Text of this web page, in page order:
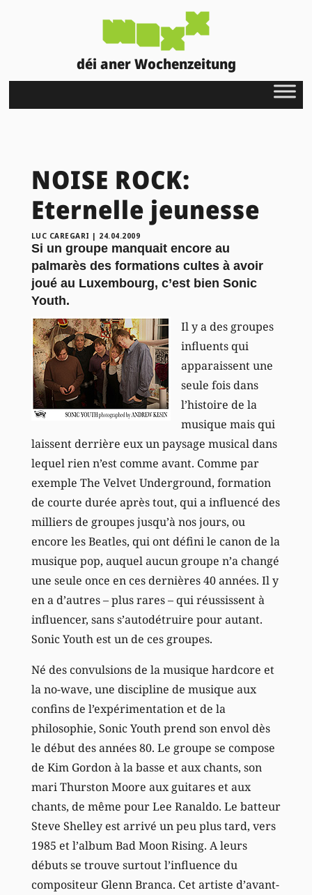
déi aner Wochenzeitung
NOISE ROCK:
Eternelle jeunesse
LUC CAREGARI | 24.04.2009
Si un groupe manquait encore au
palmarès des formations cultes à avoir
joué au Luxembourg, c’est bien Sonic
Youth.
Il y a des groupes
influents qui
apparaissent une
seule fois dans
l’histoire de la
musique mais qui
laissent derrière eux un paysage musical dans
lequel rien n’est comme avant. Comme par
exemple The Velvet Underground, formation
de courte durée après tout, qui a influencé des
milliers de groupes jusqu’à nos jours, ou
encore les Beatles, qui ont défini le canon de la
musique pop, auquel aucun groupe n’a changé
une seule once en ces dernières 40 années. Il y
en a d’autres – plus rares – qui réussissent à
influencer, sans s’autodétruire pour autant.
Sonic Youth est un de ces groupes.
Né des convulsions de la musique hardcore et
la no-wave, une discipline de musique aux
confins de l’expérimentation et de la
philosophie, Sonic Youth prend son envol dès
le début des années 80. Le groupe se compose
de Kim Gordon à la basse et aux chants, son
mari Thurston Moore aux guitares et aux
chants, de même pour Lee Ranaldo. Le batteur
Steve Shelley est arrivé un peu plus tard, vers
1985 et l’album Bad Moon Rising. A leurs
débuts se trouve surtout l’influence du
compositeur Glenn Branca. Cet artiste d’avant-